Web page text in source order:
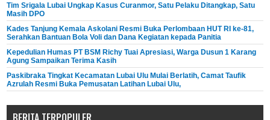
Tim Srigala Lubai Ungkap Kasus Curanmor, Satu Pelaku Ditangkap, Satu
Masih DPO
Kades Tanjung Kemala Askolani Resmi Buka Perlombaan HUT RI ke-81,
Serahkan Bantuan Bola Voli dan Dana Kegiatan kepada Panitia
Kepedulian Humas PT BSM Richy Tuai Apresiasi, Warga Dusun 1 Karang
Agung Sampaikan Terima Kasih
Paskibraka Tingkat Kecamatan Lubai Ulu Mulai Berlatih, Camat Taufik
Azrulah Resmi Buka Pemusatan Latihan Lubai Ulu,